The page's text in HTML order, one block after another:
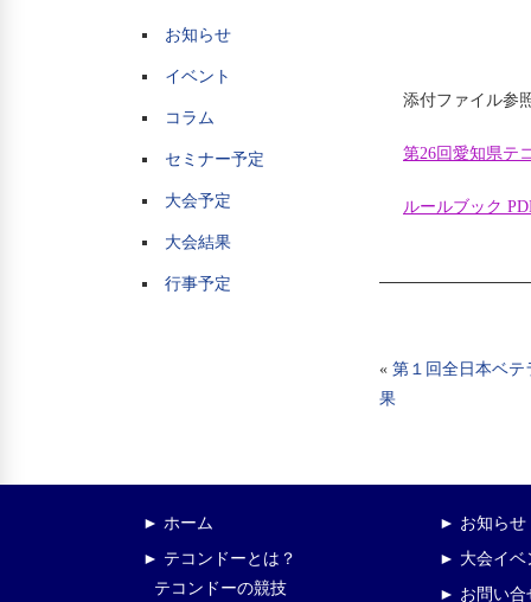
お知らせ
イベント
コラム
セミナー予定
大会予定
大会結果
行事予定
添付ファイル参
第26回愛知県テ
ルールブック
« 第１回全日本ベ
果
► ホーム
► テコンドーとは？
テコンドーの競技
► お知らせ
► 大会イベ
► お問い合